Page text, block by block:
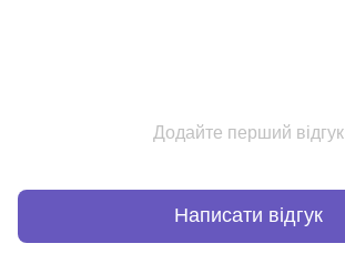
Додайте перший відгук
Написати відгук